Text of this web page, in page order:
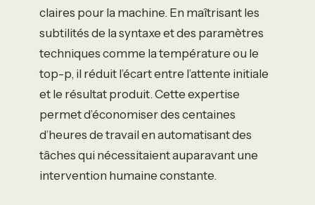
claires pour la machine. En maîtrisant les
subtilités de la syntaxe et des paramètres
techniques comme la température ou le
top-p, il réduit l’écart entre l’attente initiale
et le résultat produit. Cette expertise
permet d’économiser des centaines
d’heures de travail en automatisant des
tâches qui nécessitaient auparavant une
intervention humaine constante.